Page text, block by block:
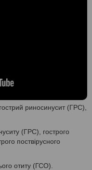
гострий риносинусит (ГРС),
(ГРС), гострого
поствірусного
отиту (ГСО).